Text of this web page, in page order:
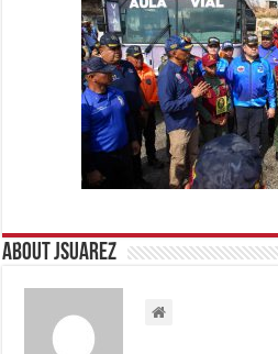
About Jsuarez